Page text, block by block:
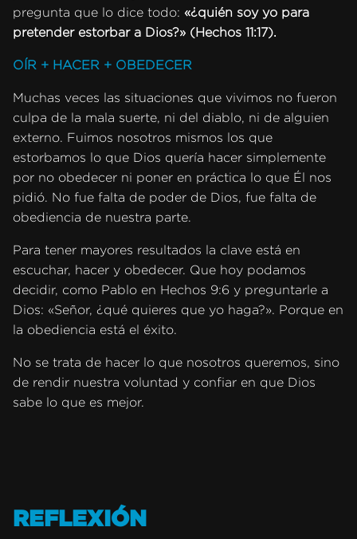
pregunta que lo dice todo: «¿quién soy yo para
pretender estorbar a Dios?» (Hechos 11:17).
OÍR + HACER + OBEDECER
Muchas veces las situaciones que vivimos no fueron
culpa de la mala suerte, ni del diablo, ni de alguien
externo. Fuimos nosotros mismos los que
estorbamos lo que Dios quería hacer simplemente
por no obedecer ni poner en práctica lo que Él nos
pidió. No fue falta de poder de Dios, fue falta de
obediencia de nuestra parte.
Para tener mayores resultados la clave está en
escuchar, hacer y obedecer. Que hoy podamos
decidir, como Pablo en Hechos 9:6 y preguntarle a
Dios: «Señor, ¿qué quieres que yo haga?». Porque en
la obediencia está el éxito.
No se trata de hacer lo que nosotros queremos, sino
de rendir nuestra voluntad y confiar en que Dios
sabe lo que es mejor.
REFLEXIÓN